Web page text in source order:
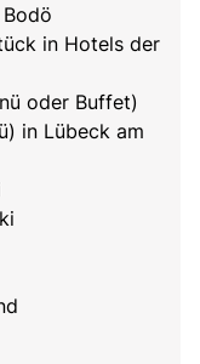
in Hotels der
oder Buffet)
in Lübeck am